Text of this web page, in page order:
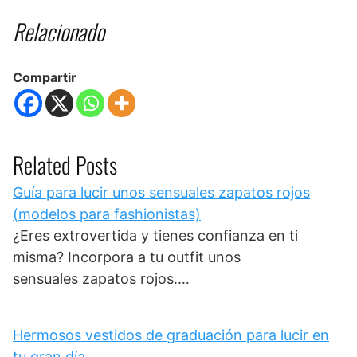
Relacionado
Compartir
Related Posts
Guía para lucir unos sensuales zapatos rojos
(modelos para fashionistas)
¿Eres extrovertida y tienes confianza en ti
misma? Incorpora a tu outfit unos
sensuales zapatos rojos.…
Hermosos vestidos de graduación para lucir en